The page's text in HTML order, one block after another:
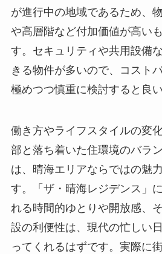
が進行中の地域であるため、
や高層階など付加価値が高い
す。セキュリティや共用設備
きる物件が多いので、コスト
極めつつ慎重に検討すると良い
働き方やライフスタイルの変
部と落ち着いた住環境のバラ
は、晴海エリアならではの魅
す。「ザ・晴海レジデンス」
れる時間的ゆとりや開放感、
設の利便性は、現代の忙しい
ってくれるはずです。実際に